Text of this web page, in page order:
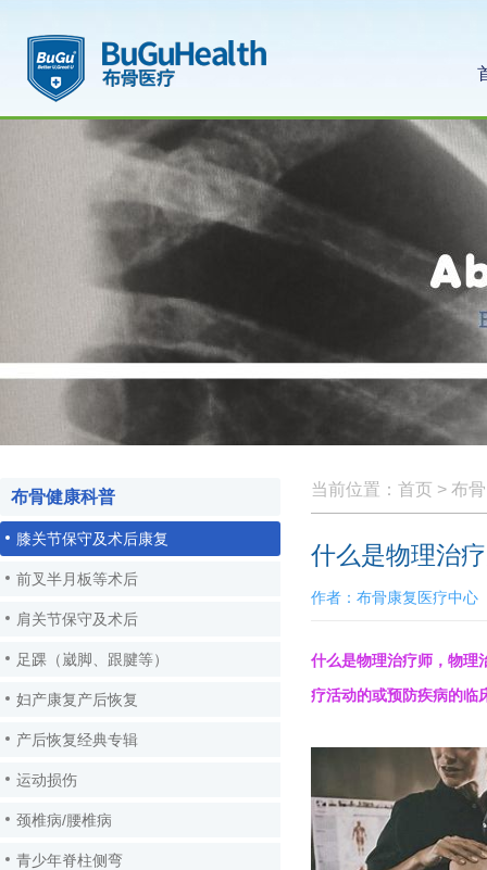
布骨健康科普
膝关节保守及术后康复
前叉半月板等术后
肩关节保守及术后
足踝（崴脚、跟腱等）
妇产康复产后恢复
产后恢复经典专辑
运动损伤
颈椎病/腰椎病
青少年脊柱侧弯
当前位置： 首页 > 布
什么是物理治
作者：布骨康复医疗中
什么是物理治疗师 ，物理
疗活动的或预防疾病的临